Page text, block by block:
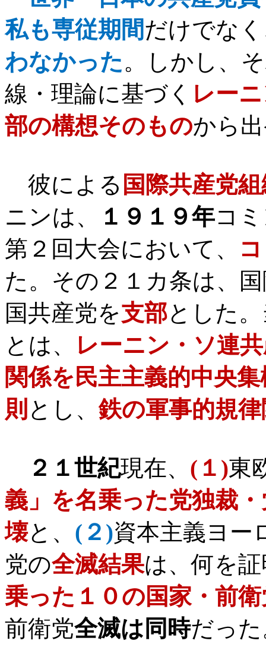
私も専従期間だけでな
わなかった。しかし、
線・理論に基づく レー
部の構想そのものから
彼による 国際共産党
ニンは、
１９１９年コ
第２回大会において、
た。その２１カ条は、
国共産党を支部とした
とは、
レーニン・ソ連
関係を民主主義的中央
則 とし、鉄の軍事的規
２１世紀現在、 ( １ )東
義」を名乗った党独裁
壊と、 ( ２ )資本主義ヨー
党の全滅結果は、何を
乗った１０の国家・前
前衛党全滅は同時だっ